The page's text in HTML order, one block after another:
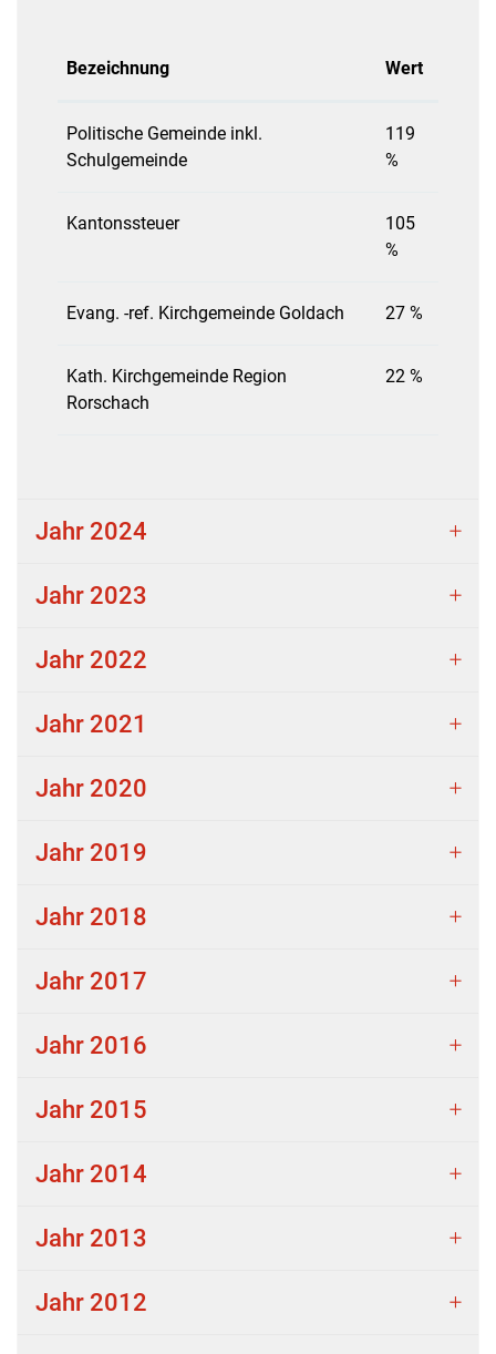
Bezeichnung Wert
Politische Gemeinde inkl.
Schulgemeinde
119
%
Kantonssteuer
105
%
Evang. -ref. Kirchgemeinde Goldach 27 %
Kath. Kirchgemeinde Region
Rorschach
22 %
Jahr 2024
Jahr 2023
Jahr 2022
Jahr 2021
Jahr 2020
Jahr 2019
Jahr 2018
Jahr 2017
Jahr 2016
Jahr 2015
Jahr 2014
Jahr 2013
Jahr 2012